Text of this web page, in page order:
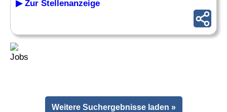
▶ Zur Stellenanzeige
Weitere Suchergebnisse laden »